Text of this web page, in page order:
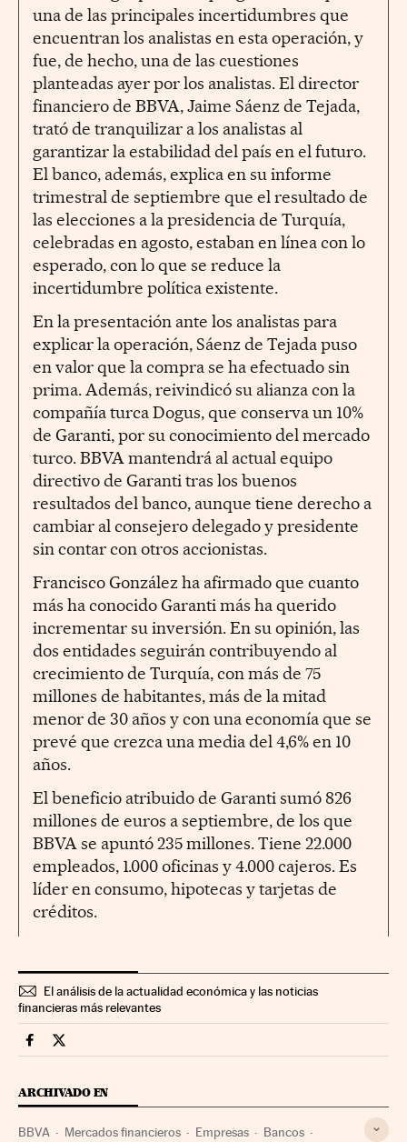
una de las principales incertidumbres que
encuentran los analistas en esta operación, y
fue, de hecho, una de las cuestiones
planteadas ayer por los analistas. El director
financiero de BBVA, Jaime Sáenz de Tejada,
trató de tranquilizar a los analistas al
garantizar la estabilidad del país en el futuro.
El banco, además, explica en su informe
trimestral de septiembre que el resultado de
las elecciones a la presidencia de Turquía,
celebradas en agosto, estaban en línea con lo
esperado, con lo que se reduce la
incertidumbre política existente.
En la presentación ante los analistas para
explicar la operación, Sáenz de Tejada puso
en valor que la compra se ha efectuado sin
prima. Además, reivindicó su alianza con la
compañía turca Dogus, que conserva un 10%
de Garanti, por su conocimiento del mercado
turco. BBVA mantendrá al actual equipo
directivo de Garanti tras los buenos
resultados del banco, aunque tiene derecho a
cambiar al consejero delegado y presidente
sin contar con otros accionistas.
Francisco González ha afirmado que cuanto
más ha conocido Garanti más ha querido
incrementar su inversión. En su opinión, las
dos entidades seguirán contribuyendo al
crecimiento de Turquía, con más de 75
millones de habitantes, más de la mitad
menor de 30 años y con una economía que se
prevé que crezca una media del 4,6% en 10
años.
El beneficio atribuido de Garanti sumó 826
millones de euros a septiembre, de los que
BBVA se apuntó 235 millones. Tiene 22.000
empleados, 1.000 oficinas y 4.000 cajeros. Es
líder en consumo, hipotecas y tarjetas de
créditos.
El análisis de la actualidad económica y las noticias
financieras más relevantes
Mercados Financieros Cinco Días en Facebook
Mercados Financieros Cinco Días en Twitter
ARCHIVADO EN
BBVA Mercados financieros Empresas Bancos